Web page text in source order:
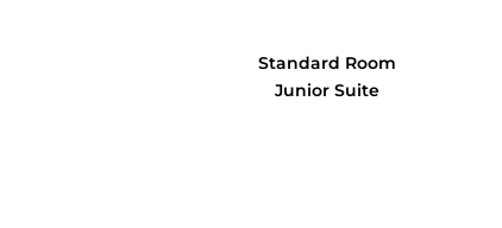
Standard Room
Junior Suite